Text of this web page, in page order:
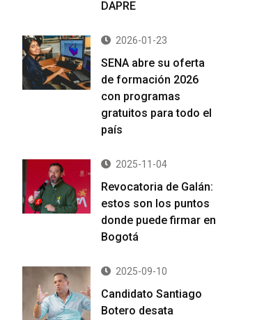
DAPRE
2026-01-23
SENA abre su oferta
de formación 2026
con programas
gratuitos para todo el
país
2025-11-04
Revocatoria de Galán:
estos son los puntos
donde puede firmar en
Bogotá
2025-09-10
Candidato Santiago
Botero desata